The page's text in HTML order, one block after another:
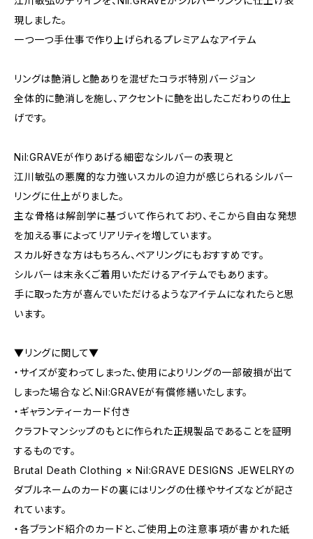
現しました。
一つ一つ手仕事で作り上げられるプレミアムなアイテム
リングは艶消しと艶ありを混ぜたコラボ特別バージョン
全体的に艶消しを施し、アクセントに艶を出したこだわりの仕上
げです。
Nil:GRAVEが作りあげる細密なシルバーの表現と
江川敏弘の悪魔的な力強いスカルの迫力が感じられるシルバー
リングに仕上がりました。
主な骨格は解剖学に基づいて作られており、そこから自由な発想
を加える事によってリアリティを増しています。
スカル好きな方はもちろん、ペアリングにもおすすめです。
シルバーは末永くご着用いただけるアイテムでもあります。
手に取った方が喜んでいただけるようなアイテムになれたらと思
います。
▼リングに関して▼
・サイズが変わってしまった、使用によりリングの一部破損が出て
しまった場合など、Nil:GRAVEが有償修繕いたします。
・ギャランティーカード付き
クラフトマンシップのもとに作られた正規製品であることを証明
するものです。
Brutal Death Clothing × Nil:GRAVE DESIGNS JEWELRYの
ダブルネームのカードの裏にはリングの仕様やサイズなどが記さ
れています。
・各ブランド紹介のカードと、ご使用上の注意事項が書かれた紙